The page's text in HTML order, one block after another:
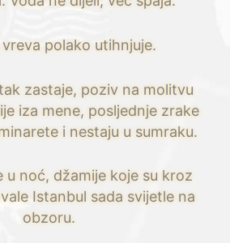
vreva polako utihnjuje.
zastaje, poziv na molitvu
iza mene, posljednje zrake
i nestaju u sumraku.
u noć, džamije koje su kroz
Istanbul sada svijetle na
obzoru.